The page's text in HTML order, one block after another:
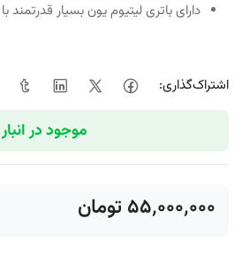
دارای باتری لیتیوم یون بسیار قدرتمند با
اشتراک‌گذاری:
موجود در انبار
‎ ۵۵٬۰۰۰٬۰۰۰تومان